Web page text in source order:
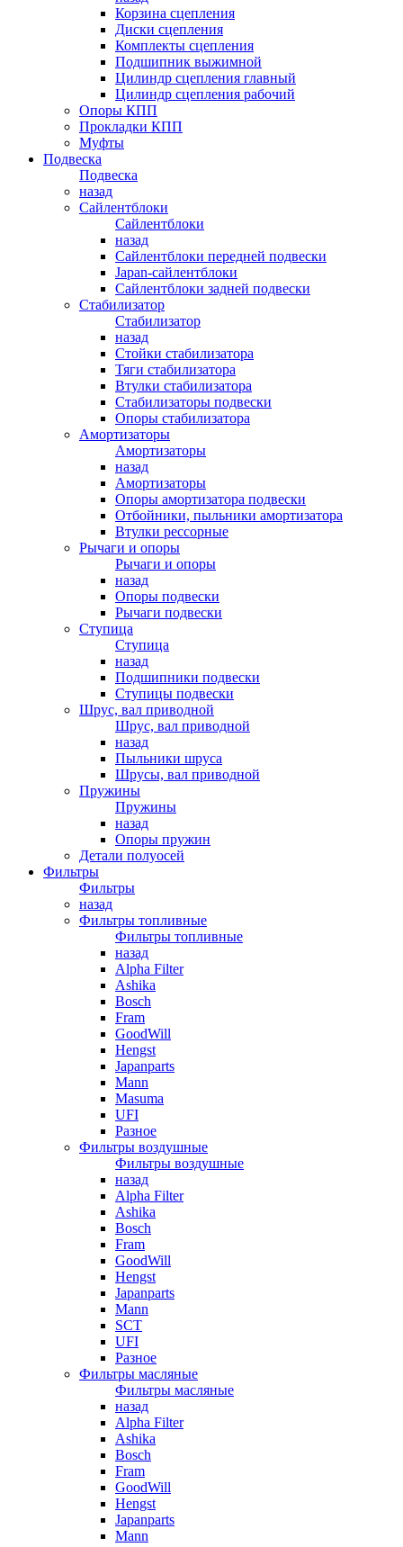
Корзина сцепления
Диски сцепления
Комплекты сцепления
Подшипник выжимной
Цилиндр сцепления главный
Цилиндр сцепления рабочий
Опоры КПП
Прокладки КПП
Муфты
Подвеска
Подвеска
назад
Сайлентблоки
Сайлентблоки
назад
Сайлентблоки передней подвески
Japan-сайлентблоки
Сайлентблоки задней подвески
Стабилизатор
Стабилизатор
назад
Стойки стабилизатора
Тяги стабилизатора
Втулки стабилизатора
Стабилизаторы подвески
Опоры стабилизатора
Амортизаторы
Амортизаторы
назад
Амортизаторы
Опоры амортизатора подвески
Отбойники, пыльники амортизатора
Втулки рессорные
Рычаги и опоры
Рычаги и опоры
назад
Опоры подвески
Рычаги подвески
Ступица
Ступица
назад
Подшипники подвески
Ступицы подвески
Шрус, вал приводной
Шрус, вал приводной
назад
Пыльники шруса
Шрусы, вал приводной
Пружины
Пружины
назад
Опоры пружин
Детали полуосей
Фильтры
Фильтры
назад
Фильтры топливные
Фильтры топливные
назад
Alpha Filter
Ashika
Bosch
Fram
GoodWill
Hengst
Japanparts
Mann
Masuma
UFI
Разное
Фильтры воздушные
Фильтры воздушные
назад
Alpha Filter
Ashika
Bosch
Fram
GoodWill
Hengst
Japanparts
Mann
SCT
UFI
Разное
Фильтры масляные
Фильтры масляные
назад
Alpha Filter
Ashika
Bosch
Fram
GoodWill
Hengst
Japanparts
Mann